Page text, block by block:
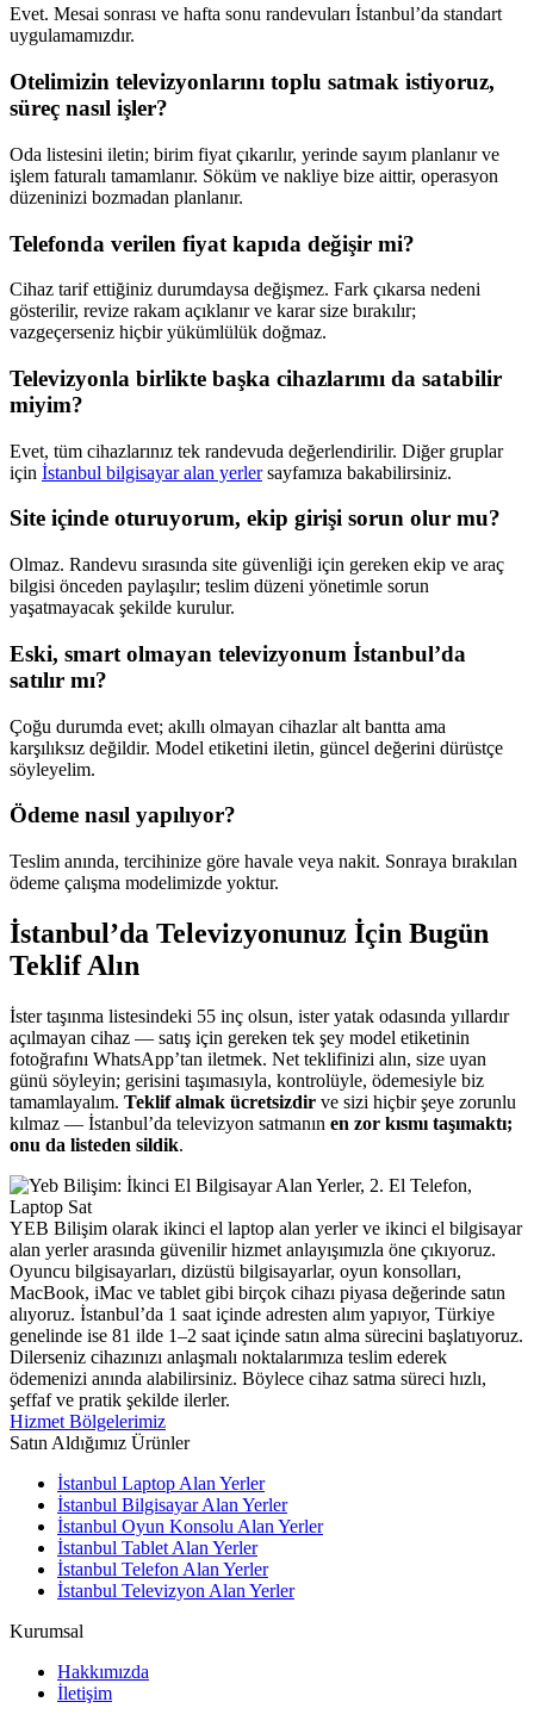
Evet. Mesai sonrası ve hafta sonu randevuları İstanbul’da standart
uygulamamızdır.
Otelimizin televizyonlarını toplu satmak istiyoruz,
süreç nasıl işler?
Oda listesini iletin; birim fiyat çıkarılır, yerinde sayım planlanır ve
işlem faturalı tamamlanır. Söküm ve nakliye bize aittir, operasyon
düzeninizi bozmadan planlanır.
Telefonda verilen fiyat kapıda değişir mi?
Cihaz tarif ettiğiniz durumdaysa değişmez. Fark çıkarsa nedeni
gösterilir, revize rakam açıklanır ve karar size bırakılır;
vazgeçerseniz hiçbir yükümlülük doğmaz.
Televizyonla birlikte başka cihazlarımı da satabilir
miyim?
Evet, tüm cihazlarınız tek randevuda değerlendirilir. Diğer gruplar
için İstanbul bilgisayar alan yerlersayfamıza bakabilirsiniz.
Site içinde oturuyorum, ekip girişi sorun olur mu?
Olmaz. Randevu sırasında site güvenliği için gereken ekip ve araç
bilgisi önceden paylaşılır; teslim düzeni yönetimle sorun
yaşatmayacak şekilde kurulur.
Eski, smart olmayan televizyonum İstanbul’da
satılır mı?
Çoğu durumda evet; akıllı olmayan cihazlar alt bantta ama
karşılıksız değildir. Model etiketini iletin, güncel değerini dürüstçe
söyleyelim.
Ödeme nasıl yapılıyor?
Teslim anında, tercihinize göre havale veya nakit. Sonraya bırakılan
ödeme çalışma modelimizde yoktur.
İstanbul’da Televizyonunuz İçin Bugün
Teklif Alın
İster taşınma listesindeki 55 inç olsun, ister yatak odasında yıllardır
açılmayan cihaz — satış için gereken tek şey model etiketinin
fotoğrafını WhatsApp’tan iletmek. Net teklifinizi alın, size uyan
günü söyleyin; gerisini taşımasıyla, kontrolüyle, ödemesiyle biz
tamamlayalım. Teklif almak ücretsizdir ve sizi hiçbir şeye zorunlu
kılmaz — İstanbul’da televizyon satmanın en zor kısmı taşımaktı;
onu da listeden sildik.
YEB Bilişim olarak ikinci el laptop alan yerler ve ikinci el bilgisayar
alan yerler arasında güvenilir hizmet anlayışımızla öne çıkıyoruz.
Oyuncu bilgisayarları, dizüstü bilgisayarlar, oyun konsolları,
MacBook, iMac ve tablet gibi birçok cihazı piyasa değerinde satın
alıyoruz. İstanbul’da 1 saat içinde adresten alım yapıyor, Türkiye
genelinde ise 81 ilde 1–2 saat içinde satın alma sürecini başlatıyoruz.
Dilerseniz cihazınızı anlaşmalı noktalarımıza teslim ederek
ödemenizi anında alabilirsiniz. Böylece cihaz satma süreci hızlı,
şeffaf ve pratik şekilde ilerler.
Hizmet Bölgelerimiz
Satın Aldığımız Ürünler
İstanbul Laptop Alan Yerler
İstanbul Bilgisayar Alan Yerler
İstanbul Oyun Konsolu Alan Yerler
İstanbul Tablet Alan Yerler
İstanbul Telefon Alan Yerler
İstanbul Televizyon Alan Yerler
Kurumsal
Hakkımızda
İletişim